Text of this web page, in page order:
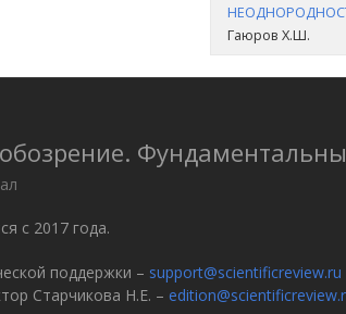
Гаюров Х.Ш.
с 2017 года.
поддержки – support@scientificreview.ru
Старчикова Н.Е. –